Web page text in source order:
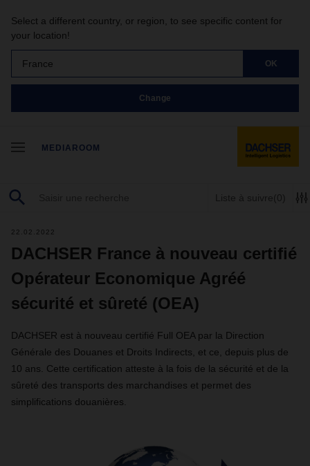
Select a different country, or region, to see specific content for
your location!
France OK
Change
MEDIAROOM
Liste à suivre(0)
22.02.2022
DACHSER France à nouveau certifié
Opérateur Economique Agréé
sécurité et sûreté (OEA)
DACHSER est à nouveau certifié Full OEA par la Direction
Générale des Douanes et Droits Indirects, et ce, depuis plus de
10 ans. Cette certification atteste à la fois de la sécurité et de la
sûreté des transports des marchandises et permet des
simplifications douanières.